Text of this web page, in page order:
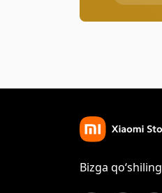
Bizga qo‘shiling